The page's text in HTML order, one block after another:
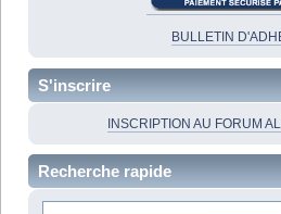
BULLETIN
S'inscrire
INSCRIPTION AU FORUM
Recherche rapide